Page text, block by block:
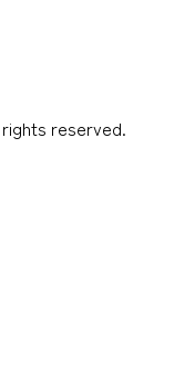
reserved.